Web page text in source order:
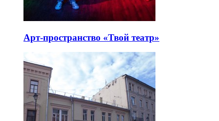
Арт-пространство «Твой театр»